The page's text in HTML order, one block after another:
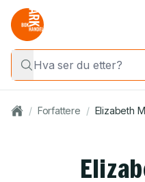
/ Forfattere / Elizabeth